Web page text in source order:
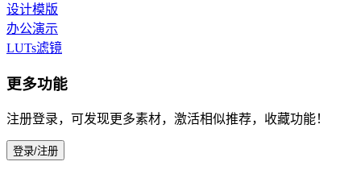
设计模版
办公演示
LUTs滤镜
更多功能
注册登录，可发现更多素材，激活相似推荐，收藏功能！
登录/注册